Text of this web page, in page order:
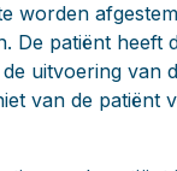
worden
De patiënt
uitvoering van
van de patiënt